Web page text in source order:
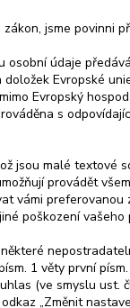
jsme povinni
osobní údaje
Evropské
Evropský
s
jsou malé textové
provádět
vámi
poškození
1 věty první
(ve smyslu ust.
„Změnit